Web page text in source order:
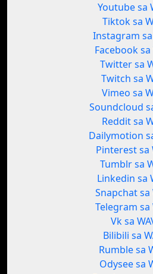
Youtube sa
Tiktok sa
Instagram sa
Facebook sa
Twitter sa
Twitch sa
Vimeo sa
Soundcloud
Reddit sa
Dailymotion
Pinterest sa
Tumblr sa
Linkedin sa
Snapchat sa
Telegram sa
Vk sa
Bilibili sa
Rumble sa
Odysee sa